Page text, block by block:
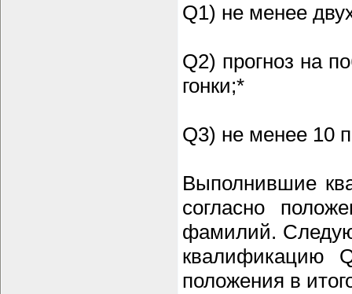
Q1) не менее
Q2) прогноз на
гонки;*
Q3) не менее 10
Выполнившие
согласно
фамилий.
квалификацию
положения в